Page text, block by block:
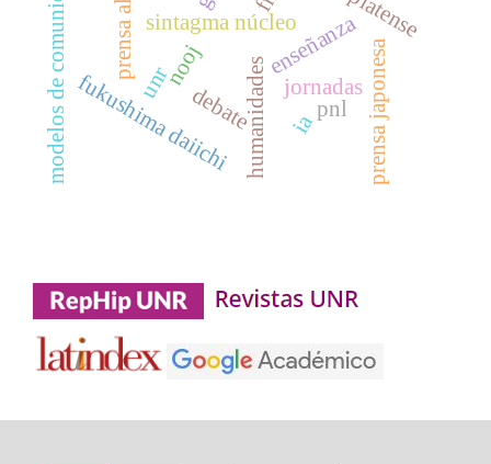
ia
jornadas
debate
unr humanidades
sintagma núcleoenseñanza
fukushima daiichi prensa japonesa
nooj
modelos de comunicación pnl